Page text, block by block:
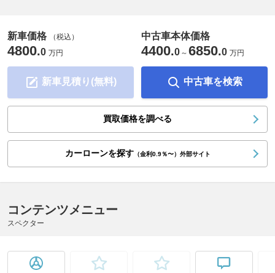
新車価格 （税込）
4800.0 万円
新車見積り(無料)
中古車本体価格
4400.0 ～ 6850.0 万円
中古車を検索
買取価格を調べる
カーローンを探す（金利0.9％〜）外部サイト
コンテンツメニュー
スペクター